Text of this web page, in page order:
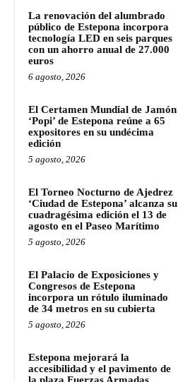
La renovación del alumbrado
público de Estepona incorpora
tecnología LED en seis parques
con un ahorro anual de 27.000
euros
6 agosto, 2026
El Certamen Mundial de Jamón
‘Popi’ de Estepona reúne a 65
expositores en su undécima
edición
5 agosto, 2026
El Torneo Nocturno de Ajedrez
‘Ciudad de Estepona’ alcanza su
cuadragésima edición el 13 de
agosto en el Paseo Marítimo
5 agosto, 2026
El Palacio de Exposiciones y
Congresos de Estepona
incorpora un rótulo iluminado
de 34 metros en su cubierta
5 agosto, 2026
Estepona mejorará la
accesibilidad y el pavimento de